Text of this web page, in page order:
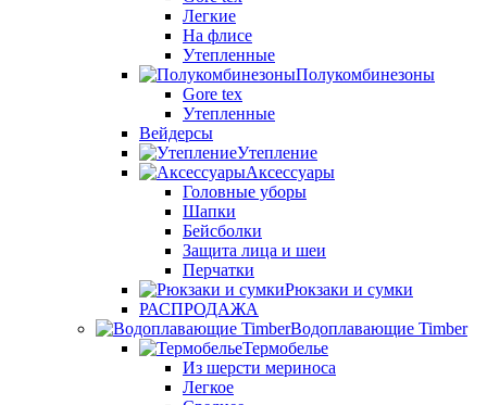
Легкие
На флисе
Утепленные
Полукомбинезоны
Gore tex
Утепленные
Вейдерсы
Утепление
Аксессуары
Головные уборы
Шапки
Бейсболки
Защита лица и шеи
Перчатки
Рюкзаки и сумки
РАСПРОДАЖА
Водоплавающие Timber
Термобелье
Из шерсти мериноса
Легкое